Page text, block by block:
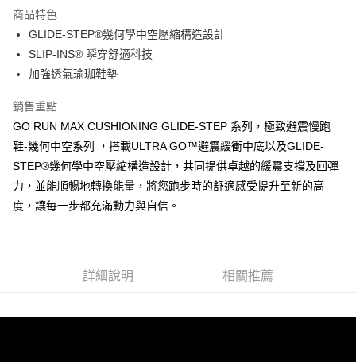
相關說明
【大哥付你分期使用說明】
1.本服務由台灣大哥大提供，台灣大哥大用戶可立即使用無須另外申請。
2.付款方式選擇「大哥付你分期」，訂單成立後會自動跳轉到大哥付的交易
流程，驗證手機門號後，選擇欲分期的期數、繳款截止日，確認付款後即完
3.實際核准額度、可分期數及費用金額請依後續交易確認頁面所載為準。
4.訂單成立30分鐘內，如未前往確認交易或遇審核未通過，訂單將自動取
消。如遇「轉專審核」未通過狀況，表示未達大哥付你分期系統評分，恕無
法說明評估內容。
【繳款方式說明】
1.分期款項不併入電信帳單，「大哥付你分期」於每月結算日後寄送繳費提
2.透過簡訊連結打開帳單後，可選擇「超商條碼／台灣大直營門市／銀行轉
1.本服務係由「台灣大哥大股份有限公司」（以下簡稱本公司）所提供，讓
用戶於交易時，得透過本服務購買商品或服務，並由商店將買賣／分期付款
ATM付款
宅配
商品特色
GLIDE-STEP®幾何學中空壓縮構造設計
SLIP-INS® 瞬穿舒適科技
加強透氣瑜珈鞋墊
銷售重點
GO RUN MAX CUSHIONING GLIDE-STEP 系列，極致避震慢跑
鞋-幾何中空系列 ，搭載ULTRA GO™避震緩衝中底以及GLIDE-
STEP®幾何學中空壓縮構造設計，共同提供卓越的緩震支撐及回彈
力，並能順暢地轉換能量，將您跑步時的舒適感受提升至新的高
度，讓每一步都充滿動力與自信。
詳細說明 相關推薦